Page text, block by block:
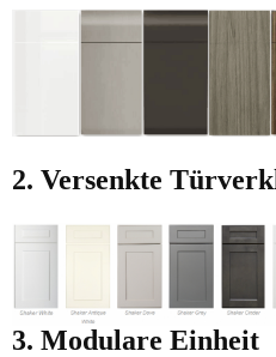
2. Versenkte
3. Modulare Einheit